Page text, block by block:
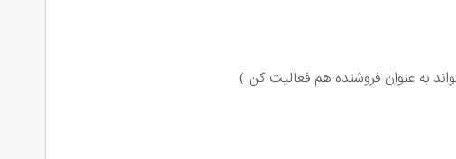
به عنوان فروشنده هم فعالیت کن )